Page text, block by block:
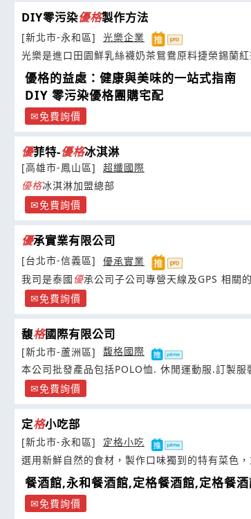
DIY零污染優格製作方法
[新北市-永和區]
光樂企業
光樂是進口田園鮮乳絲襪奶茶鴛鴦原料捷榮錫蘭
優格的益處：健康與美味的一站式指南
DIY 零污染優格團購宅配
免費詢價
優菲特-優格冰淇淋
[高雄市-鳳山區]
超纖國際
優格冰淇淋加盟總部
免費詢價
優承實業有限公司
[台北市-信義區]
優承實業
我司是泰國 優承公司子公司專營天線及GPS 相關
免費詢價
馥格國際有限公司
[新北市-蘆洲區]
馥格國際
本公司批發產品包括POLO恤. 休閒運動服.訂製服
免費詢價
定格小吃部
[新北市-永和區]
定格小吃
選用新鮮自然的食材，製作口味獨到的特有菜色
餐酒館,永和餐酒館,定格餐酒館,定格餐
免費詢價